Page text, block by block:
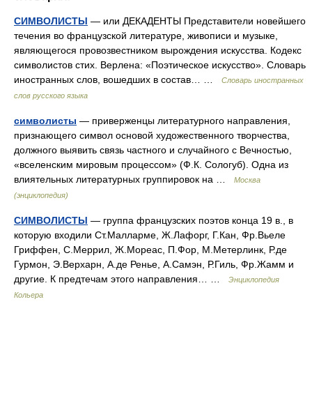
СИМВОЛИСТЫ — или ДЕКАДЕНТЫ Представители новейшего
течения во французской литературе, живописи и музыке,
являющегося провозвестником вырождения искусства. Кодекс
символистов стих. Верлена: «Поэтическое искусство». Словарь
иностранных слов, вошедших в состав… …
Словарь иностранных
слов русского языка
символисты — приверженцы литературного направления,
признающего символ основой художественного творчества,
должного выявить связь частного и случайного с Вечностью,
«вселенским мировым процессом» (Ф.К. Сологуб). Одна из
влиятельных литературных группировок на …
Москва
(энциклопедия)
СИМВОЛИСТЫ — группа французских поэтов конца 19 в., в
которую входили Ст.Малларме, Ж.Лафорг, Г.Кан, Фр.Вьеле
Гриффен, С.Меррил, Ж.Мореас, П.Фор, М.Метерлинк, Р.де
Гурмон, Э.Верхарн, А.де Ренье, А.Самэн, Р.Гиль, Фр.Жамм и
другие. К предтечам этого направления… …
Энциклопедия
Кольера